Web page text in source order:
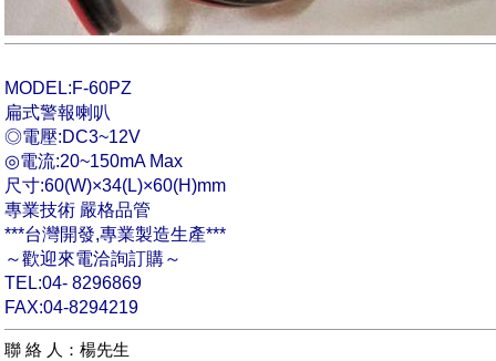
MODEL:F-60PZ
扁式警報喇叭
◎電壓:DC3~12V
◎電流:20~150mA Max
尺寸:60(W)×34(L)×60(H)mm
專業技術 嚴格品管
***台灣開發,專業製造生產***
～歡迎來電洽詢訂購～
TEL:04- 8296869
FAX:04-8294219
聯 絡 人：楊先生